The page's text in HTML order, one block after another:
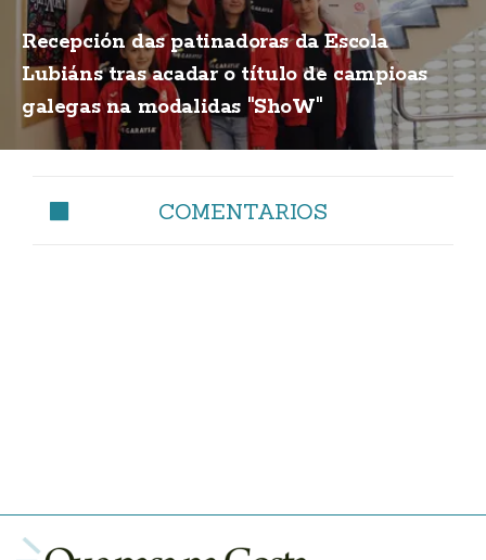
Recepción das patinadoras da Escola
Lubiáns tras acadar o título de campioas
galegas na modalidas "ShoW"
COMENTARIOS